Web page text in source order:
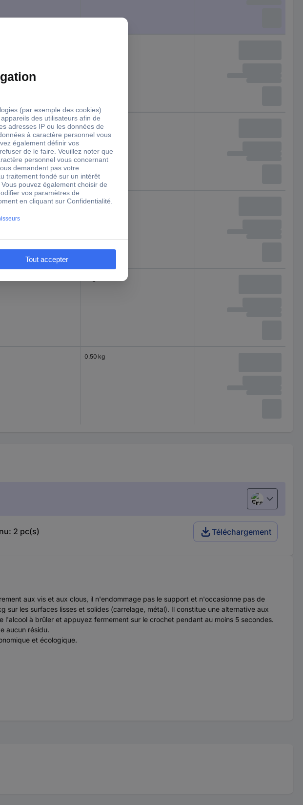
0.5 kg
1 kg
0.50 kg
Français
2 pc(s) Téléchargement
aux vis et aux clous, il n'endommage pas le support et n'occasionne pas de
les surfaces lisses et solides (carrelage, métal). Il constitue une alternative aux
à brûler et appuyez fermement sur le crochet pendant au moins 5 secondes.
aucun résidu.
et écologique.